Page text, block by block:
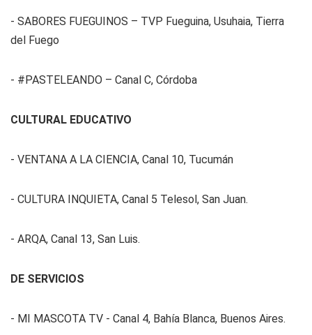
- SABORES FUEGUINOS – TVP Fueguina, Usuhaia, Tierra
del Fuego
- #PASTELEANDO – Canal C, Córdoba
CULTURAL EDUCATIVO
- VENTANA A LA CIENCIA, Canal 10, Tucumán
- CULTURA INQUIETA, Canal 5 Telesol, San Juan.
- ARQA, Canal 13, San Luis.
DE SERVICIOS
- MI MASCOTA TV - Canal 4, Bahía Blanca, Buenos Aires.